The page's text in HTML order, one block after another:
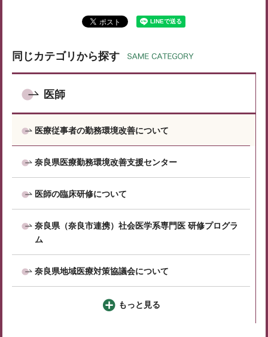
同じカテゴリから探す
医師
医療従事者の勤務環境改善について
奈良県医療勤務環境改善支援センター
医師の臨床研修について
奈良県（奈良市連携）社会医学系専門医 研修プログラ
ム
奈良県地域医療対策協議会について
もっと見る